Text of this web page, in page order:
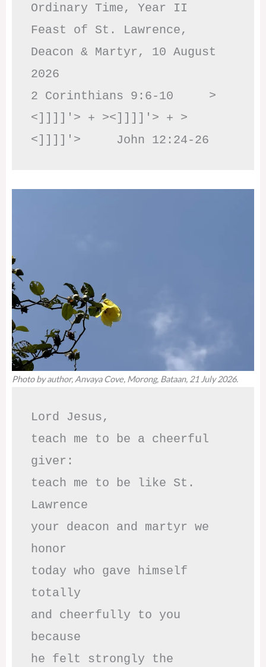
Ordinary Time, Year II
Feast of St. Lawrence,
Deacon & Martyr, 10 August
2026
2 Corinthians 9:6-10     >
<]]]]'> + ><]]]]'> + >
<]]]]'>     John 12:24-26
Photo by author, Anvaya Cove, Morong, Bataan, 21 July 2026.
Lord Jesus,
teach me to be a cheerful
giver:
teach me to be like St.
Lawrence
your deacon and martyr we
honor
today who gave himself
totally
and cheerfully to you
because
he felt strongly the